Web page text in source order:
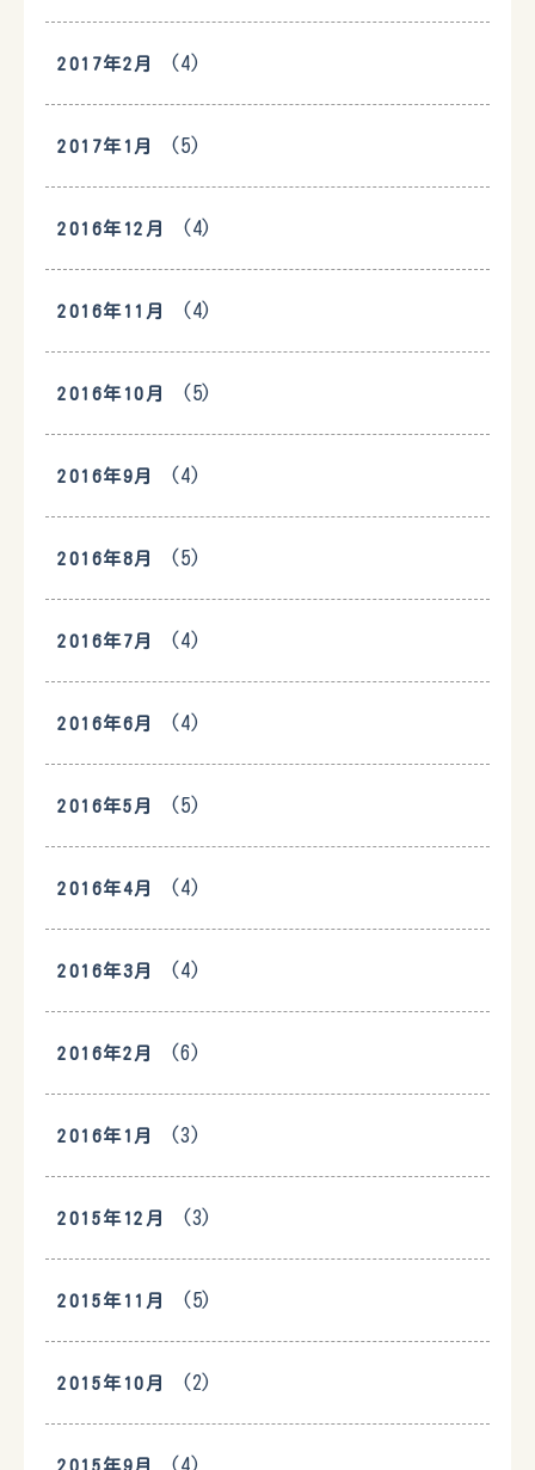
2017年2月 (4)
2017年1月 (5)
2016年12月 (4)
2016年11月 (4)
2016年10月 (5)
2016年9月 (4)
2016年8月 (5)
2016年7月 (4)
2016年6月 (4)
2016年5月 (5)
2016年4月 (4)
2016年3月 (4)
2016年2月 (6)
2016年1月 (3)
2015年12月 (3)
2015年11月 (5)
2015年10月 (2)
2015年9月 (4)